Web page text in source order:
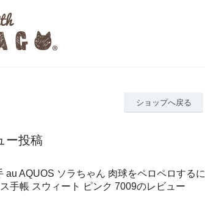
ショップへ戻る
ー投稿
au AQUOS ソラちゃん 肉球をペロペロするに
手帳 スウィート ピンク 7009のレビュー